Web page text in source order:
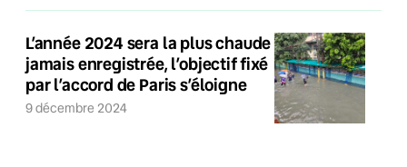
L’année 2024 sera la plus chaude
jamais enregistrée, l’objectif fixé
par l’accord de Paris s’éloigne
9 décembre 2024